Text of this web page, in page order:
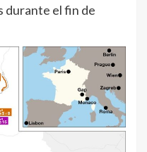
durante el fin de